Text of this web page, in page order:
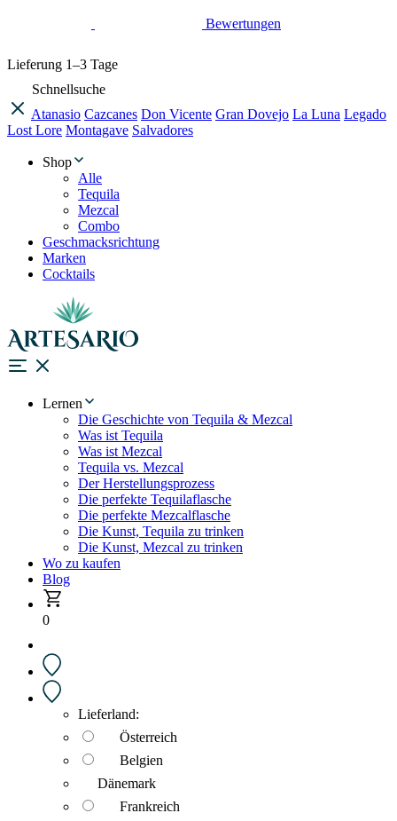
Bewertungen
Lieferung 1–3 Tage
Schnellsuche
Atanasio Cazcanes Don Vicente Gran Dovejo La Luna Legado
Lost Lore Montagave Salvadores
Shop
Alle
Tequila
Mezcal
Combo
Geschmacksrichtung
Marken
Cocktails
Lernen
Die Geschichte von Tequila & Mezcal
Was ist Tequila
Was ist Mezcal
Tequila vs. Mezcal
Der Herstellungsprozess
Die perfekte Tequilaflasche
Die perfekte Mezcalflasche
Die Kunst, Tequila zu trinken
Die Kunst, Mezcal zu trinken
Wo zu kaufen
Blog
0
Lieferland:
Österreich
Belgien
Dänemark
Frankreich